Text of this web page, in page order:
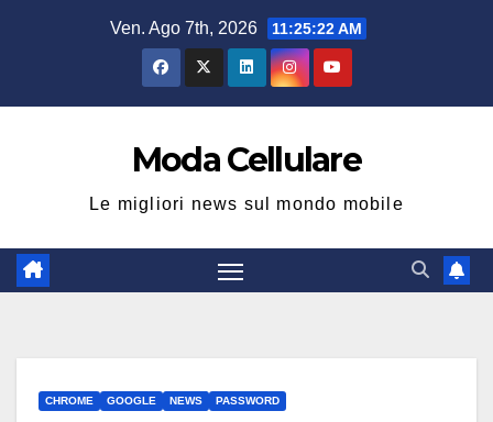
Ven. Ago 7th, 2026 11:25:23 AM
Moda Cellulare
Le migliori news sul mondo mobile
CHROME GOOGLE NEWS PASSWORD